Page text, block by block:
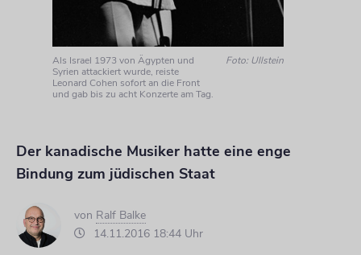
Als Israel 1973 von Ägypten und
Syrien attackiert wurde, reiste
Leonard Cohen sofort an die Front
und gab bis zu acht Konzerte am Tag.
Foto: Ullstein
Der kanadische Musiker hatte eine enge
Bindung zum jüdischen Staat
von Ralf Balke
14.11.2016 18:44 Uhr